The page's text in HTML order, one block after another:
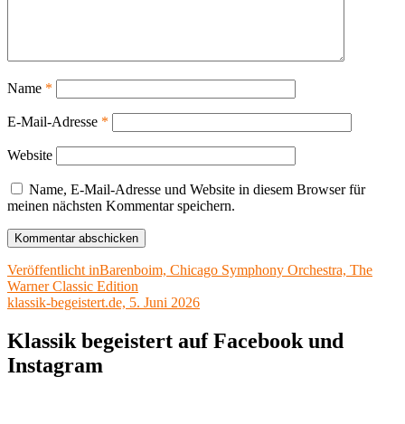
Name *
E-Mail-Adresse *
Website
Name, E-Mail-Adresse und Website in diesem Browser für
meinen nächsten Kommentar speichern.
Beitragsnavigation
Veröffentlicht inBarenboim, Chicago Symphony Orchestra, The
Warner Classic Edition
klassik-begeistert.de, 5. Juni 2026
Klassik begeistert auf Facebook und
Instagram